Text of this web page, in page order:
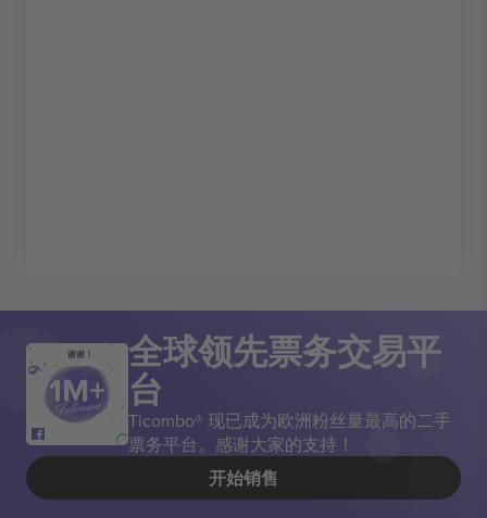
谢谢！ 全球领先票务交易平
台
Ticombo® 现已成为欧洲粉丝量最高的二手
票务平台。感谢大家的支持！
开始销售